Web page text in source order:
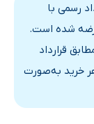
رسمی با
عرضه شده است.
قرارداد
خرید به‌صورت